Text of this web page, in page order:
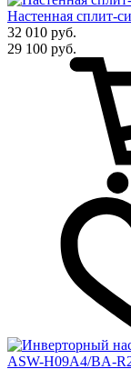
Настенная сплит-
32 010 руб.
29 100 руб.